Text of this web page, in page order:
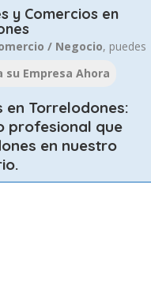
y Comercios en
/ Negocio, puedes
en Torrelodones:
profesional que
en nuestro